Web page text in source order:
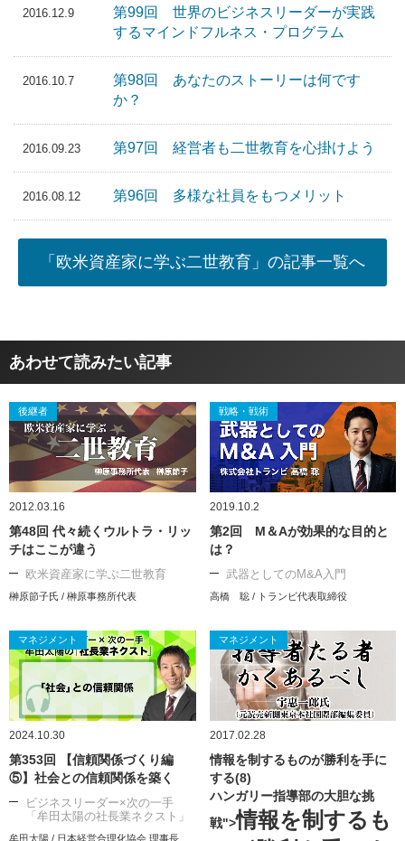
2016.12.9
第99回 世界のビジネスリーダーが実践
するマインドフルネス・プログラム
2016.10.7
第98回 あなたのストーリーは何です
か？
2016.09.23 第97回 経営者も二世教育を心掛けよう
2016.08.12 第96回 多様な社員をもつメリット
「欧米資産家に学ぶ二世教育」の記事一覧へ
あわせて読みたい記事
後継者
2012.03.16
第48回 代々続くウルトラ・リッ
チはここが違う
欧米資産家に学ぶ二世教育
榊原節子氏 / 榊原事務所代表
戦略・戦術
2019.10.2
第2回 M＆Aが効果的な目的と
は？
武器としてのM&A入門
高橋 聡 / トランビ代表取締役
マネジメント
2024.10.30
第353回 【信頼関係づくり編
⑤】社会との信頼関係を築く
ビジネスリーダー×次の一手
「牟田太陽の社長業ネクスト」
牟田太陽 / 日本経営合理化協会 理事長
マネジメント
2017.02.28
情報を制するものが勝利を手に
する(8)
ハンガリー指導部の大胆な挑
戦">情報を制するも